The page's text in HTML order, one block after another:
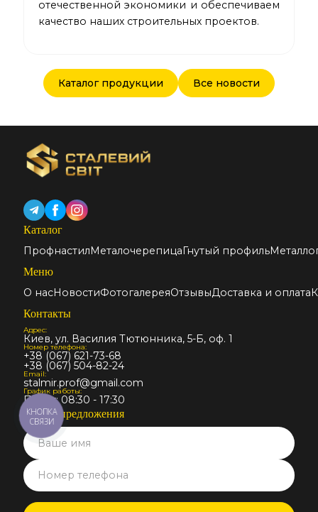
отечественной экономики и обеспечиваем
качество наших строительных проектов.
Каталог продукции Все новости
Каталог
Профнастил Металочерепица Гнутый профиль
Меню
О насНовостиФотогалереяОтзывыДоставка и оплата
Контакты
Адрес:
Киев, ул. Василия Тютюнника, 5-Б, оф. 1
Номер телефона:
+38 (067) 621-73-68
+38 (067) 504-82-24
Email:
stalmir.prof@gmail.com
График работы:
Пн-Пт: 08:30 - 17:30
Запрос предложения
КНОПКА
СВЯЗИ